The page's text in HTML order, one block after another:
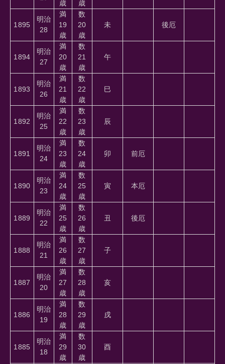
歳
歳
1895
明治
28
満
19
歳
数
20
歳
未 後厄
1894
明治
27
満
20
歳
数
21
歳
午
1893
明治
26
満
21
歳
数
22
歳
巳
1892
明治
25
満
22
歳
数
23
歳
辰
1891
明治
24
満
23
歳
数
24
歳
卯 前厄
1890
明治
23
満
24
歳
数
25
歳
寅 本厄
1889
明治
22
満
25
歳
数
26
歳
丑 後厄
1888
明治
21
満
26
歳
数
27
歳
子
1887
明治
20
満
27
歳
数
28
歳
亥
1886
明治
19
満
28
歳
数
29
歳
戌
1885
明治
18
満
29
歳
数
30
歳
酉